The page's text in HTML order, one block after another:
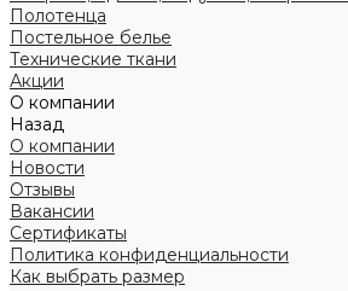
Полотенца
Постельное белье
Технические ткани
Акции
О компании
Назад
О компании
Новости
Отзывы
Вакансии
Сертификаты
Политика конфиденциальности
Как выбрать размер